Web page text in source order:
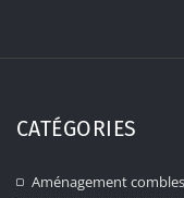
CATÉGORIES
Aménagement combles